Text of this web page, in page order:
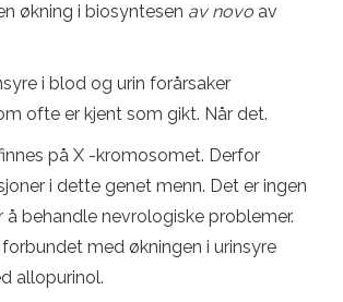
økning i biosyntesen av novo av
i blod og urin forårsaker
ofte er kjent som gikt. Når det.
på X -kromosomet. Derfor
i dette genet menn. Det er ingen
behandle nevrologiske problemer.
med økningen i urinsyre
allopurinol.